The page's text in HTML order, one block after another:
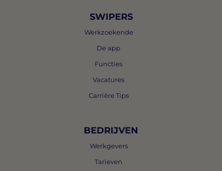
SWIPERS
Werkzoekende
De app
Functies
Vacatures
Carrière Tips
BEDRIJVEN
Werkgevers
Tarieven